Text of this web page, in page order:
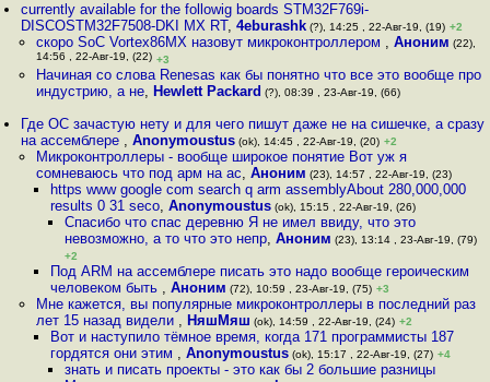
currently available for the followig boards STM32F769i-
DISCOSTM32F7508-DKI MX RT,4eburashk (?), 14:25 , 22-Авг-19, (19) +2
скоро SoC Vortex86MX назовут микроконтроллером , Аноним (22),
14:56 , 22-Авг-19, (22) +3
Начиная со слова Renesas как бы понятно что все это вообще про
индустрию, а не, Hewlett Packard (?), 08:39 , 23-Авг-19, (66)
Где ОС зачастую нету и для чего пишут даже не на сишечке, а сразу
на ассемблере ,Anonymoustus (ok), 14:45 , 22-Авг-19, (20) +2
Микроконтроллеры - вообще широкое понятие Вот уж я
сомневаюсь что под арм на ас, Аноним (23), 14:57 , 22-Авг-19, (23)
https www google com search q arm assemblyAbout 280,000,000
results 0 31 seco, Anonymoustus(ok), 15:15 , 22-Авг-19, (26)
Спасибо что спас деревню Я не имел ввиду, что это
невозможно, а то что это непр,Аноним (23), 13:14 , 23-Авг-19, (79)
+2
Под ARM на ассемблере писать это надо вообще героическим
человеком быть , Аноним (72), 10:59 , 23-Авг-19, (75) +3
Мне кажется, вы популярные микроконтроллеры в последний раз
лет 15 назад видели , НяшМяш (ok), 14:59 , 22-Авг-19, (24) +2
Вот и наступило тёмное время, когда 171 программисты 187
гордятся они этим , Anonymoustus(ok), 15:17 , 22-Авг-19, (27) +4
знать и писать проекты - это как бы 2 большие разницы